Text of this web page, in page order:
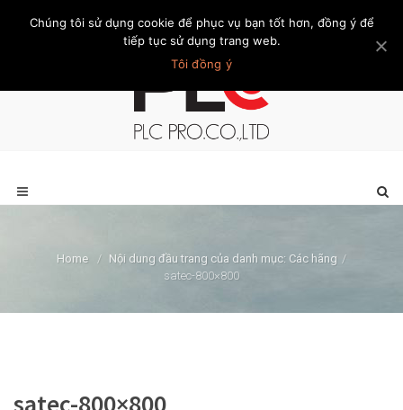
Trang chủ Giới thiệu Khách hàng Liên hệ Thành viên
Home / Nội dung đầu trang của danh mục: Các hãng /
satec-800×800
Chúng tôi sử dụng cookie để phục vụ bạn tốt hơn, đồng ý để
tiếp tục sử dụng trang web.
Tôi đồng ý